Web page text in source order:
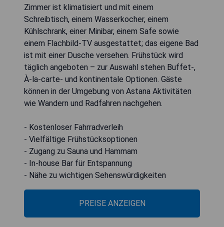
Zimmer ist klimatisiert und mit einem
Schreibtisch, einem Wasserkocher, einem
Kühlschrank, einer Minibar, einem Safe sowie
einem Flachbild-TV ausgestattet; das eigene Bad
ist mit einer Dusche versehen. Frühstück wird
täglich angeboten – zur Auswahl stehen Buffet-,
À-la-carte- und kontinentale Optionen. Gäste
können in der Umgebung von Astana Aktivitäten
wie Wandern und Radfahren nachgehen.
- Kostenloser Fahrradverleih
- Vielfältige Frühstücksoptionen
- Zugang zu Sauna und Hammam
- In-house Bar für Entspannung
- Nähe zu wichtigen Sehenswürdigkeiten
PREISE ANZEIGEN